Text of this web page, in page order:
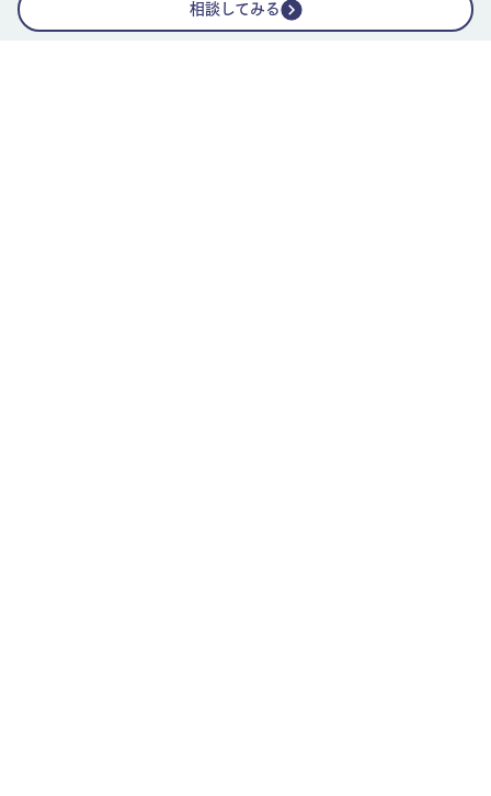
相談してみる